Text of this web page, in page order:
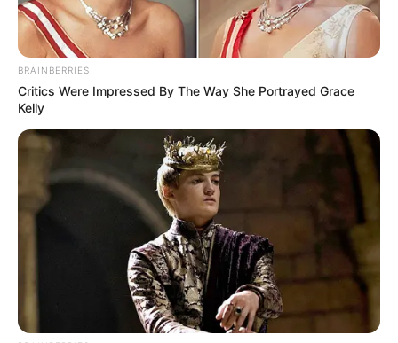
BRAINBERRIES
Critics Were Impressed By The Way She Portrayed Grace
Kelly